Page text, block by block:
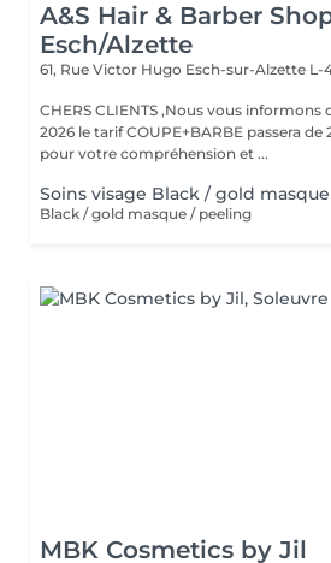
A&S Hair & Barber
Esch/Alzette
61, Rue Victor Hugo Esch-sur-Alzette L-
CHERS CLIENTS ,Nous vous
2026 le tarif COUPE+BARBE passera
pour votre compréhension et ...
Soins visage Black / gold
Black / gold masque / peeling
MBK Cosmetics by Jil